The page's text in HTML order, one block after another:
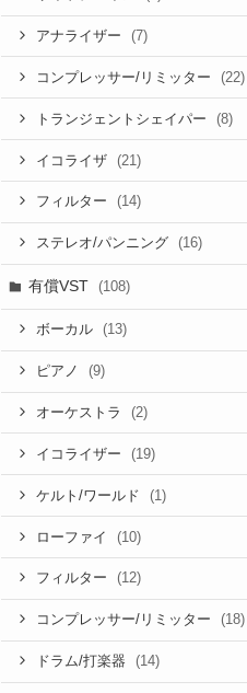
アナライザー (7)
コンプレッサー/リミッター (22)
トランジェントシェイパー (8)
イコライザ (21)
フィルター (14)
ステレオ/パンニング (16)
有償VST (108)
ボーカル (13)
ピアノ (9)
オーケストラ (2)
イコライザー (19)
ケルト/ワールド (1)
ローファイ (10)
フィルター (12)
コンプレッサー/リミッター (18)
ドラム/打楽器 (14)